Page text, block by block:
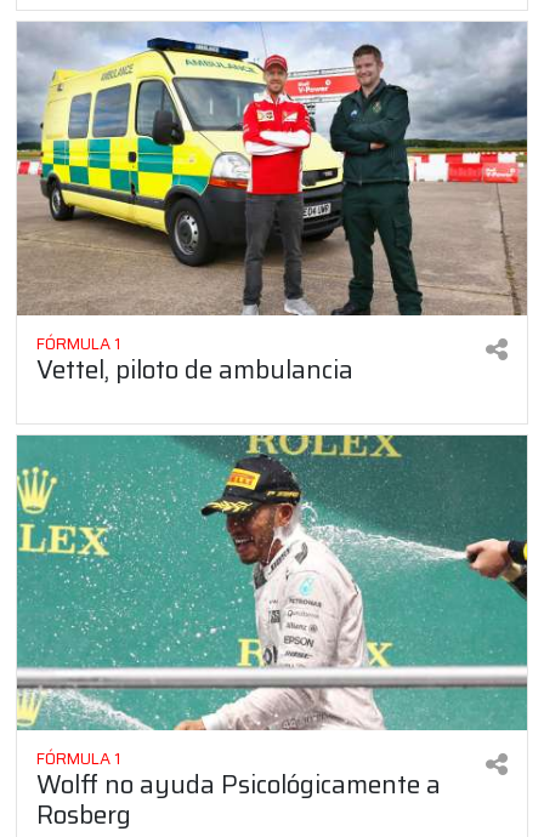
FÓRMULA 1
Vettel, piloto de ambulancia
FÓRMULA 1
Wolff no ayuda Psicológicamente a
Rosberg